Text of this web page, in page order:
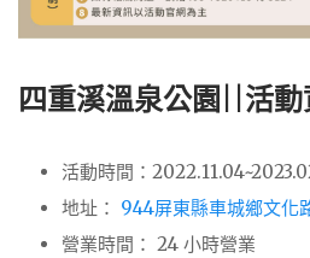
四重溪溫泉公園||活動
活動時間：
地址： 944屏東縣車城鄉文化
營業時間： 24 小時營業